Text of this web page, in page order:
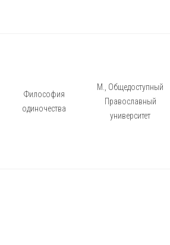
Философия
одиночества
М., Общедоступный
Православный
университет